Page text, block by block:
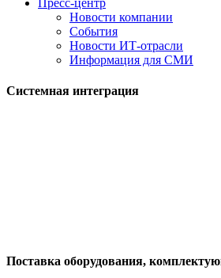
Пресс-центр
Новости компании
События
Новости ИТ-отрасли
Информация для СМИ
Системная интеграция
Поставка оборудования,